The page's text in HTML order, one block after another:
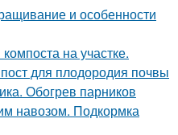
и особенности
на участке.
для плодородия почвы
Обогрев парников
навозом. Подкормка